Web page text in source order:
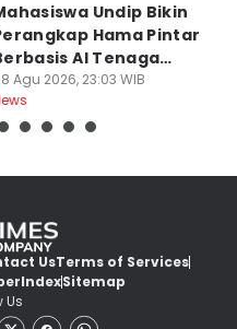
Undip Bikin
Hama Pintar
AI Tenaga
Agu 2026, 23:03 WIB
UsTerms of Services
IndexSitemap
Us